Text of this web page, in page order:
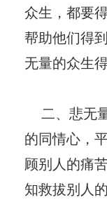
众生，都要
帮助他们得
无量的众生得
二、悲无
的同情心，
顾别人的痛
知救拔别人